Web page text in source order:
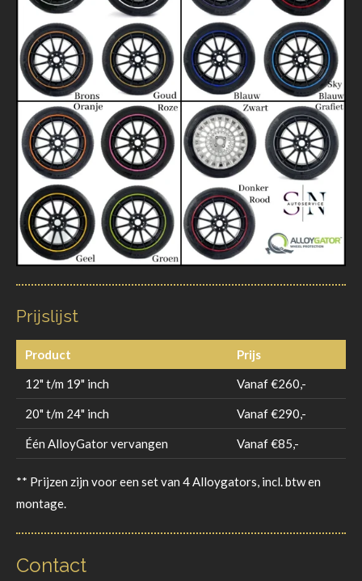
Prijslijst
Product
Prijs
12" t/m 19" inch
Vanaf €260,-
20" t/m 24" inch Vanaf €290,-
Één AlloyGator vervangen Vanaf €85,-
** Prijzen zijn voor een set van 4 Alloygators, incl. btw en
montage.
Contact